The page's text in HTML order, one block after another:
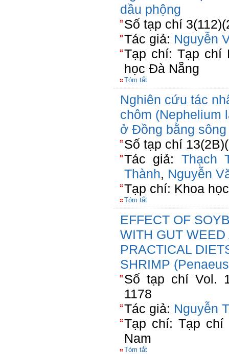
dầu phộng
Số tạp chí
Tác giả: Nguyễn
Tạp chí: Tạp chí
học Đà Nẵng
Tóm tắt
Nghiên cứu tác
chôm (Nephelium
ở Đồng bằng
Số tạp chí
Tác giả: Thạch
Thành, Nguyễn
Tạp chí: Khoa
Tóm tắt
EFFECT OF
WITH GUT
PRACTICAL
SHRIMP
Số tạp chí Vol.
1178
Tác giả: Nguyễn
Tạp chí: Tạp chí
Nam
Tóm tắt